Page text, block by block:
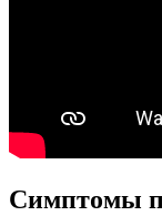
Симптомы